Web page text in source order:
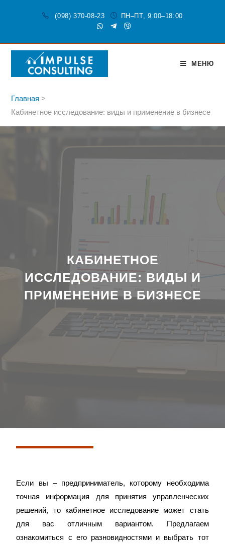
(098) 370-08-23 ПН–ПТ, 9:00–18:00
МЕНЮ
Главная >
Кабинетное исследование: виды и применение в бизнесе
КАБИНЕТНОЕ
ИССЛЕДОВАНИЕ: ВИДЫ И
ПРИМЕНЕНИЕ В БИЗНЕСЕ
Если вы – предприниматель, которому необходима
точная информация для принятия управленческих
решений, то кабинетное исследование может стать
для вас отличным вариантом. Предлагаем
ознакомиться с его разновидностями и выбрать тот